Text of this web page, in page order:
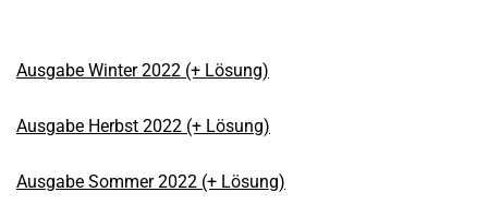
Ausgabe Winter 2022 (+ Lösung)
Ausgabe Herbst 2022 (+ Lösung)
Ausgabe Sommer 2022 (+ Lösung)